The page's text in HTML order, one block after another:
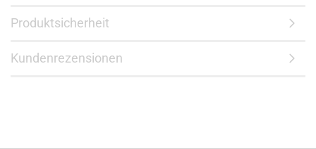
Produktsicherheit
Kundenrezensionen